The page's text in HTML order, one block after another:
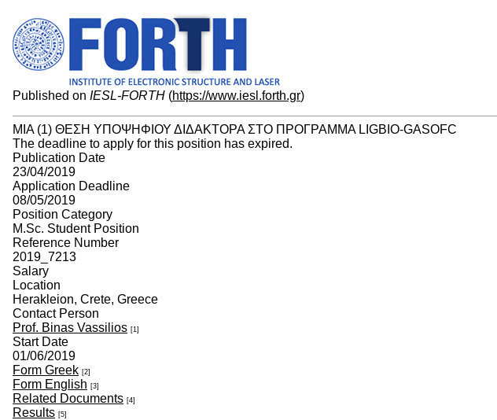
Published on IESL-FORTH (https://www.iesl.forth.gr)
ΜΙΑ (1) ΘΕΣΗ ΥΠΟΨΗΦΙΟΥ ΔΙΔΑΚΤΟΡΑ ΣΤΟ ΠΡΟΓΡΑΜΜΑ LIGBIO-GASOFC
The deadline to apply for this position has expired.
Publication Date
23/04/2019
Application Deadline
08/05/2019
Position Category
M.Sc. Student Position
Reference Number
2019_7213
Salary
Location
Herakleion, Crete, Greece
Contact Person
Prof. Binas Vassilios [1]
Start Date
01/06/2019
Form Greek [2]
Form English [3]
Related Documents [4]
Results [5]